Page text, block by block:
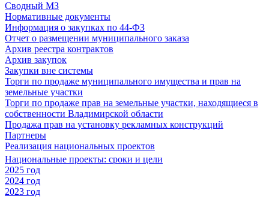
Сводный МЗ
Нормативные документы
Информация о закупках по 44-ФЗ
Отчет о размещении муниципального заказа
Архив реестра контрактов
Архив закупок
Закупки вне системы
Торги по продаже муниципального имущества и прав на
земельные участки
Торги по продаже прав на земельные участки, находящиеся в
собственности Владимирской области
Продажа прав на установку рекламных конструкций
Партнеры
Реализация национальных проектов
Национальные проекты: сроки и цели
2025 год
2024 год
2023 год